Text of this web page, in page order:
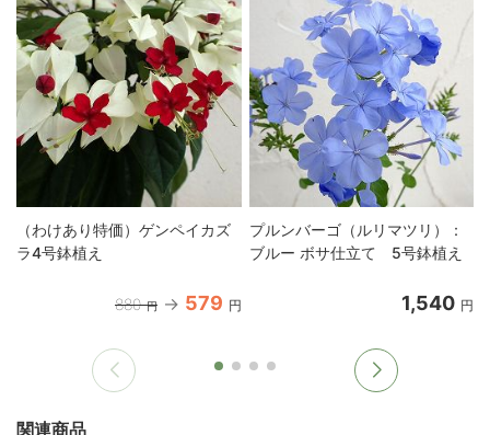
（わけあり特価）ゲンペイカズ
ラ4号鉢植え
880 円 579 円
プルンバーゴ（ルリマツリ）：
ブルー ボサ仕立て 5号鉢植え
1,540 円
関連商品